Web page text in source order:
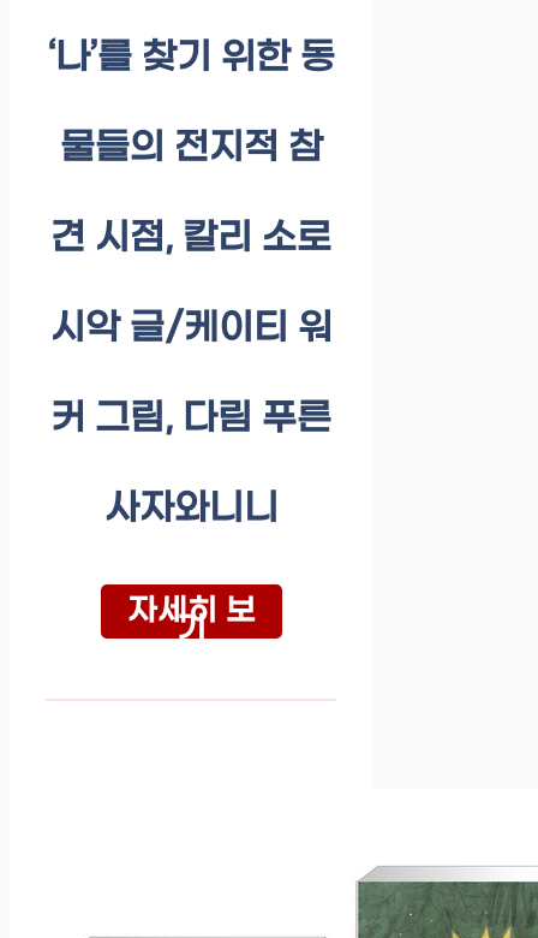
‘나’를 찾기 위한 동
물들의 전지적 참
견 시점, 칼리 소로
시악 글/케이티 워
커 그림, 다림 푸른
사자와니니
자세히 보
기